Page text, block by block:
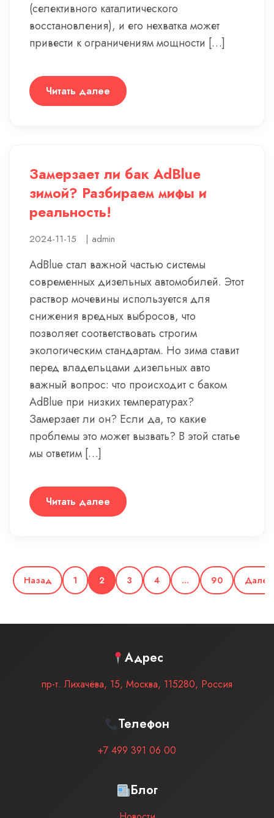
(селективного каталитического
восстановления), и его нехватка может
привести к ограничениям мощности […]
Читать далее
Замерзает ли бак AdBlue
зимой? Разбираем мифы и
реальность!
2024-11-15 | admin
AdBlue стал важной частью системы
современных дизельных автомобилей. Этот
раствор мочевины используется для
снижения вредных выбросов, что
позволяет соответствовать строгим
экологическим стандартам. Но зима ставит
перед владельцами дизельных авто
важный вопрос: что происходит с баком
AdBlue при низких температурах?
Замерзает ли он? Если да, то какие
проблемы это может вызвать? В этой статье
мы ответим […]
Читать далее
Назад 1 2 3 4 … 90 Далее
Адрес
пр-т. Лихачёва, 15, Москва, 115280, Россия
Телефон
+7 499 391 06 00
Блог